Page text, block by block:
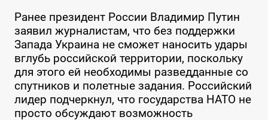
Ранее президент России Владимир Путин
заявил журналистам, что без поддержки
Запада Украина не сможет наносить удары
вглубь российской территории, поскольку
для этого ей необходимы разведданные со
спутников и полетные задания. Российский
лидер подчеркнул, что государства НАТО не
просто обсуждают возможность